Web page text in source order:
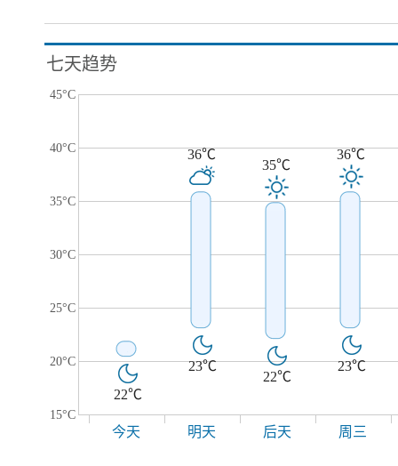
七天趋势
45°C
40°C
35°C
30°C
25°C
20°C
15°C
22℃
36℃
23℃
35℃
22℃
36℃
23℃
今天 明天 后天 周三